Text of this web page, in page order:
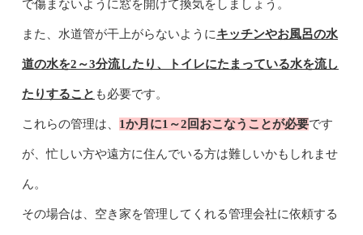
で傷まないように窓を開けて換気をしましょう。
また、水道管が干上がらないようにキッチンやお風呂の水
道の水を2～3分流したり、トイレにたまっている水を流し
たりすること も必要です。
これらの管理は、 1か月に1～2回おこなうことが必要です
が、忙しい方や遠方に住んでいる方は難しいかもしれませ
ん。
その場合は、空き家を管理してくれる管理会社に依頼する